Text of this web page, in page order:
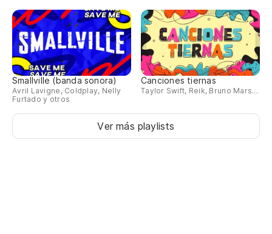
Smallville (banda sonora)
Avril Lavigne, Coldplay, Nelly
Furtado y otros
Canciones tiernas
Taylor Swift, Reik, Bruno Mars...
Ver más playlists